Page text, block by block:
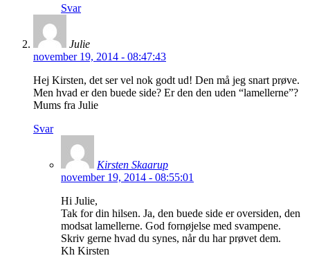
Svar
Julie
november 19, 2014 - 08:47:43
Hej Kirsten, det ser vel nok godt ud! Den må jeg snart prøve.
Men hvad er den buede side? Er den den uden “lamellerne”?
Mums fra Julie
Svar
Kirsten Skaarup
november 19, 2014 - 08:55:01
Hi Julie,
Tak for din hilsen. Ja, den buede side er oversiden, den
modsat lamellerne. God fornøjelse med svampene.
Skriv gerne hvad du synes, når du har prøvet dem.
Kh Kirsten